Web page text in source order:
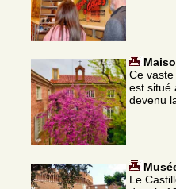
Ce
est situé
devenu
Le